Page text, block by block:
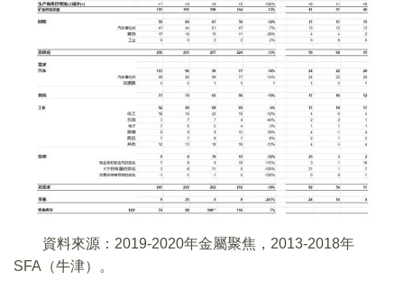
資料來源：2019-2020年金屬聚焦，2013-2018年
SFA（牛津）。